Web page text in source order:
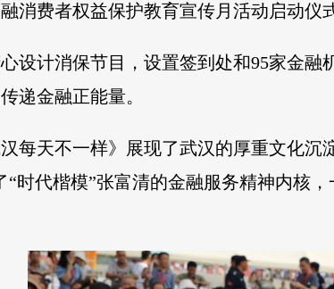
消费者权益保护教育宣传月活动启动仪
设计消保节目，设置签到处和95家金
递金融正能量。
每天不一样》展现了武汉的厚重文化
“时代楷模”张富清的金融服务精神内核